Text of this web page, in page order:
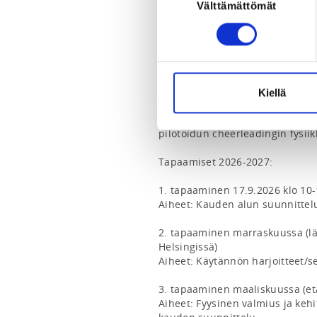
Välttämättömät
Kiellä
Hyvin suunniteltu
parantaa suorituskykyä ja
Fysiikkaharjoittelun merkitys
käytännöt sen suhteen
välillä. Yhtenäinen linja
urheilijan polkua, ja
pilotoidun cheerleadingin
Tapaamiset 2026-2027:
1. tapaaminen 17.9.2026 klo
Aiheet: Kauden alun
2. tapaaminen marraskuussa
Helsingissä)
Aiheet: Käytännön harjoitteet/
3. tapaaminen maaliskuussa
Aiheet: Fyysinen valmius ja